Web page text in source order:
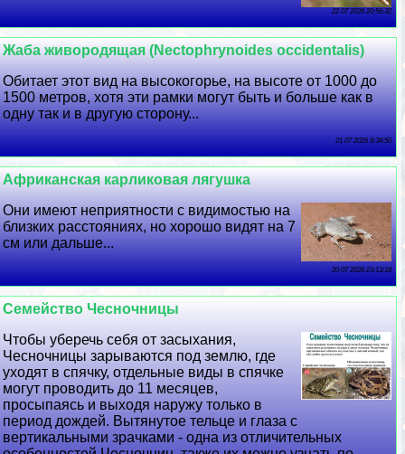
22 07 2026 20:56:32
Жаба живородящая (Nectophrynoides occidentalis)
Обитает этот вид на высокогорье, на высоте от 1000 до
1500 метров, хотя эти рамки могут быть и больше как в
одну так и в другую сторону...
21 07 2026 8:34:50
Африканская карликовая лягушка
Они имеют неприятности с видимостью на
близких расстояниях, но хорошо видят на 7
см или дальше...
20 07 2026 23:13:18
Семейство Чесночницы
Чтобы уберечь себя от засыхания,
Чесночницы зарываются под землю, где
уходят в спячку, отдельные виды в спячке
могут проводить до 11 месяцев,
просыпаясь и выходя наружу только в
период дождей. Вытянутое тельце и глаза с
вертикальными зрачками - одна из отличительных